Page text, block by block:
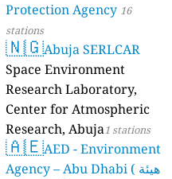
Protection Agency 16
stations
🇳🇬Abuja SERLCAR
Space Environment
Research Laboratory,
Center for Atmospheric
Research, Abuja1 stations
🇦🇪AED - Environment
Agency – Abu Dhabi ( هيئة